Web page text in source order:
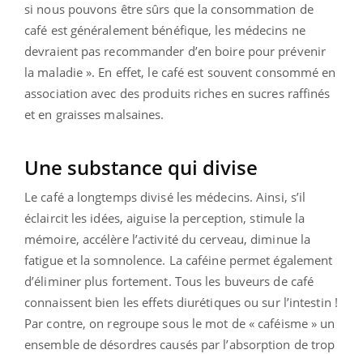
si nous pouvons être sûrs que la consommation de
café est généralement bénéfique, les médecins ne
devraient pas recommander d’en boire pour prévenir
la maladie ». En effet, le café est souvent consommé en
association avec des produits riches en sucres raffinés
et en graisses malsaines.
Une substance qui divise
Le café a longtemps divisé les médecins. Ainsi, s’il
éclaircit les idées, aiguise la perception, stimule la
mémoire, accélère l’activité du cerveau, diminue la
fatigue et la somnolence. La caféine permet également
d’éliminer plus fortement. Tous les buveurs de café
connaissent bien les effets diurétiques ou sur l’intestin !
Par contre, on regroupe sous le mot de « caféisme » un
ensemble de désordres causés par l’absorption de trop